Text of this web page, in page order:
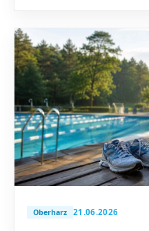
Oberharz 21.06.2026